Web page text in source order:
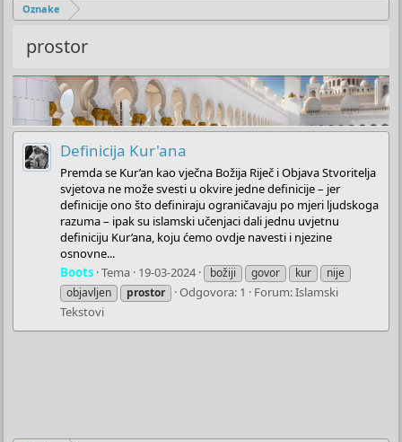
Oznake
prostor
Definicija Kur'ana
Premda se Kur’an kao vječna Božija Riječ i Objava Stvoritelja
svjetova ne može svesti u okvire jedne definicije – jer
definicije ono što definiraju ograničavaju po mjeri ljudskoga
razuma – ipak su islamski učenjaci dali jednu uvjetnu
definiciju Kur’ana, koju ćemo ovdje navesti i njezine
osnovne...
Boots Tema 19-03-2024 božiji govor kur
nije
objavljen
prostor Odgovora: 1 Forum:Islamski
Tekstovi